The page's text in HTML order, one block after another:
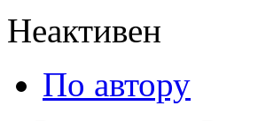
Неактивен
По автору